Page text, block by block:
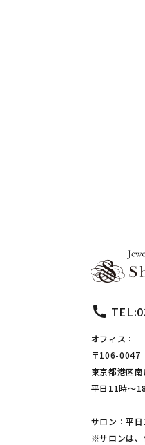
call
オフィス：
〒106-0047
東京都港区
平日11時～
サロン：平
※サロンは、